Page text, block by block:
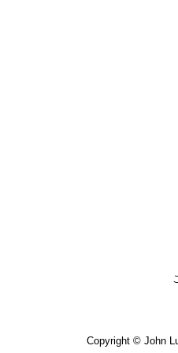
Copyright © John